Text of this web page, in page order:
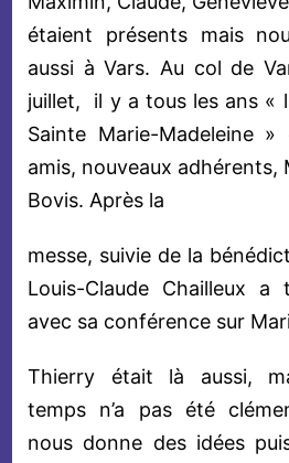
étaient présents mais
aussi à Vars. Au col de
juillet, il y a tous les ans «
Sainte Marie-Madeleine
amis, nouveaux adhérents,
Bovis. Après la
messe, suivie de la
Louis-Claude Chailleux a
avec sa conférence sur
Thierry était là aussi,
temps n’a pas été
nous donne des idées